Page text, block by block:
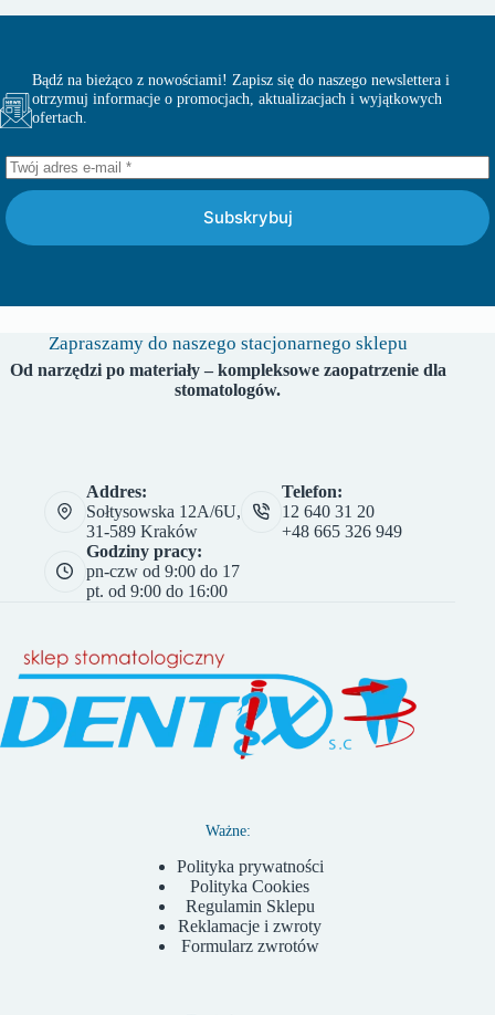
Bądź na bieżąco z nowościami! Zapisz się do naszego newslettera i
otrzymuj informacje o promocjach, aktualizacjach i wyjątkowych
ofertach.
Subskrybuj
Zapraszamy do naszego stacjonarnego sklepu
Od narzędzi po materiały – kompleksowe zaopatrzenie dla
stomatologów.
Addres:
Sołtysowska 12A/6U,
31-589 Kraków
Telefon:
12 640 31 20
+48 665 326 949
Godziny pracy:
pn-czw od 9:00 do 17
pt. od 9:00 do 16:00
Ważne:
Polityka prywatności
Polityka Cookies
Regulamin Sklepu
Reklamacje i zwroty
Formularz zwrotów